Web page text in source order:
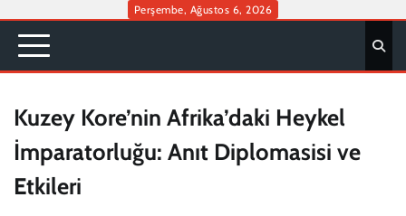
content
Perşembe, Ağustos 6, 2026
Kuzey Kore’nin Afrika’daki Heykel
İmparatorluğu: Anıt Diplomasisi ve
Etkileri